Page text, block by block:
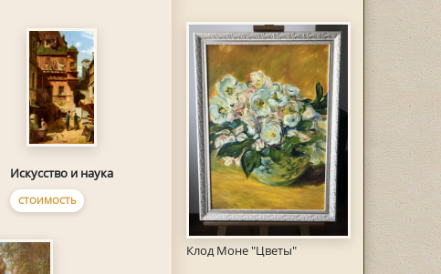
Клод Моне "Цветы"
Искусство и наука
СТОИМОСТЬ